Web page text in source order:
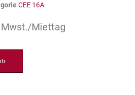
CEE 16A
Mwst./Miettag